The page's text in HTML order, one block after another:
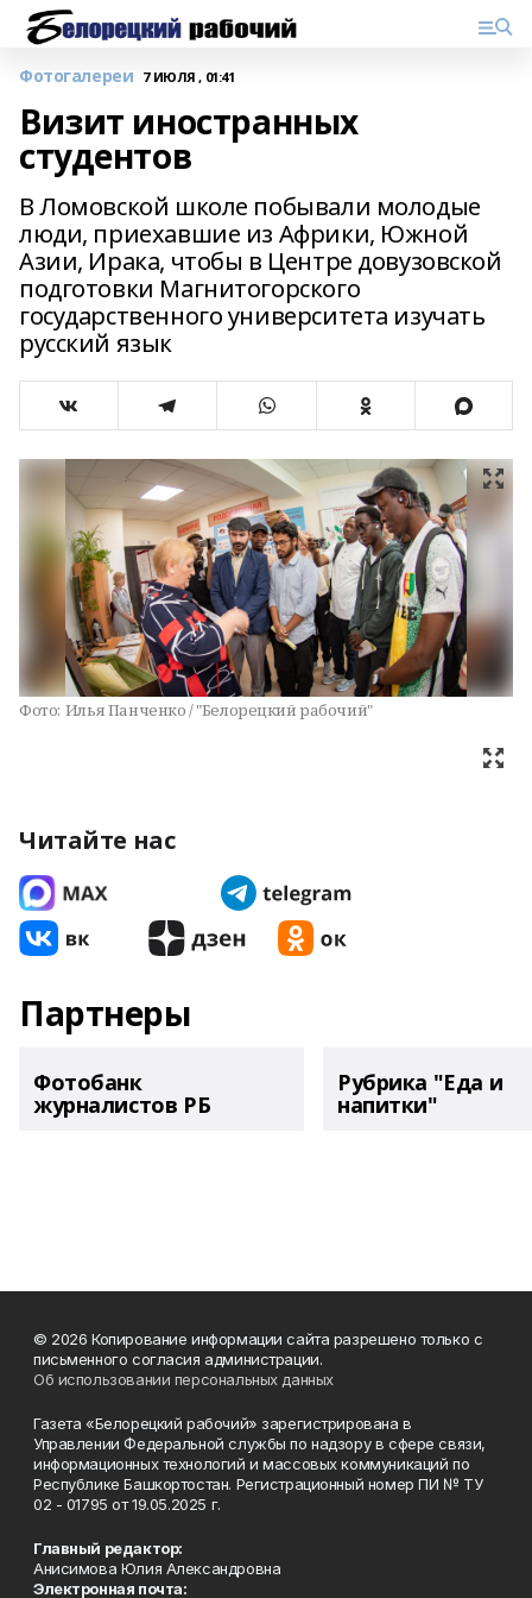
Фотогалереи 7 ИЮЛЯ , 01:41
Визит иностранных
студентов
В Ломовской школе побывали молодые
люди, приехавшие из Африки, Южной
Азии, Ирака, чтобы в Центре довузовской
подготовки Магнитогорского
государственного университета изучать
русский язык
Фото: Илья Панченко / "Белорецкий рабочий"
Читайте нас
Партнеры
Фотобанк
журналистов РБ
Рубрика "Еда и
напитки"
© 2026 Копирование информации сайта разрешено только с
письменного согласия администрации.
Об использовании персональных данных
Газета «Белорецкий рабочий» зарегистрирована в
Управлении Федеральной службы по надзору в сфере связи,
информационных технологий и массовых коммуникаций по
Республике Башкортостан. Регистрационный номер ПИ № ТУ
02 - 01795 от 19.05.2025 г.
Главный редактор:
Анисимова Юлия Александровна
Электронная почта: